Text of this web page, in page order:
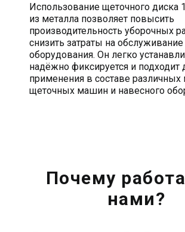
Использование щеточного диска
из металла позволяет повысить
производительность уборочных
снизить затраты на обслуживание
оборудования. Он легко
надёжно фиксируется и подходит
применения в составе
щеточных машин и навесного
Почему
нами?